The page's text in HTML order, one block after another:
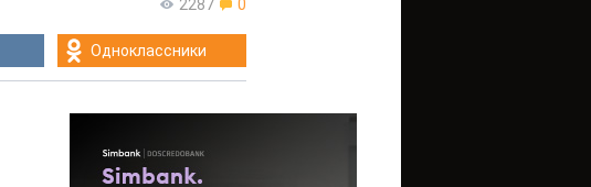
2287 0
Одноклассники